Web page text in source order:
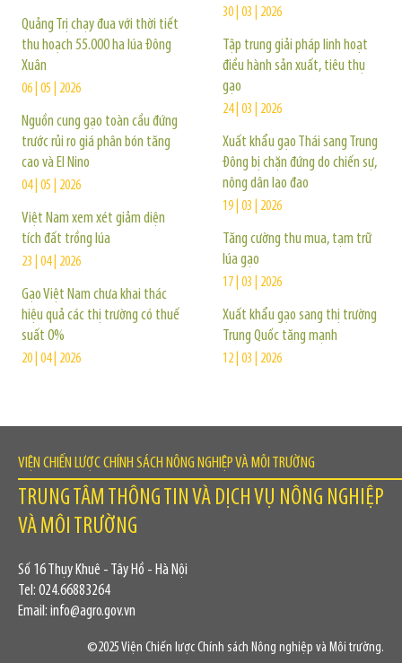
Quảng Trị chạy đua với thời tiết
thu hoạch 55.000 ha lúa Đông
Xuân
06 | 05 | 2026
Nguồn cung gạo toàn cầu đứng
trước rủi ro giá phân bón tăng
cao và El Nino
04 | 05 | 2026
Việt Nam xem xét giảm diện
tích đất trồng lúa
23 | 04 | 2026
Gạo Việt Nam chưa khai thác
hiệu quả các thị trường có thuế
suất 0%
20 | 04 | 2026
30 | 03 | 2026
Tập trung giải pháp linh hoạt
điều hành sản xuất, tiêu thụ
gạo
24 | 03 | 2026
Xuất khẩu gạo Thái sang Trung
Đông bị chặn đứng do chiến sự,
nông dân lao đao
19 | 03 | 2026
Tăng cường thu mua, tạm trữ
lúa gạo
17 | 03 | 2026
Xuất khẩu gạo sang thị trường
Trung Quốc tăng mạnh
12 | 03 | 2026
VIỆN CHIẾN LƯỢC CHÍNH SÁCH NÔNG NGHIỆP VÀ MÔI TRƯỜNG
TRUNG TÂM THÔNG TIN VÀ DỊCH VỤ NÔNG NGHIỆP
VÀ MÔI TRƯỜNG
Số 16 Thụy Khuê - Tây Hồ - Hà Nội
Tel: 024.66883264
Email: info@agro.gov.vn
©2025 Viện Chiến lược Chính sách Nông nghiệp và Môi trường.